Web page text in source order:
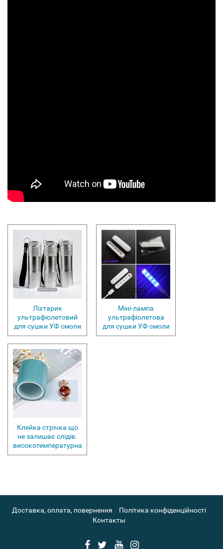
Ліхтарик
ультрафіолетовий
для сушки УФ смоли
Міні-лампа
ультрафіолетова
для сушки УФ смоли
Клейка стрічка що
не залишає слідів.
високотемпературна
Доставка, оплата, повернення
Політика конфіденційності
Контакты